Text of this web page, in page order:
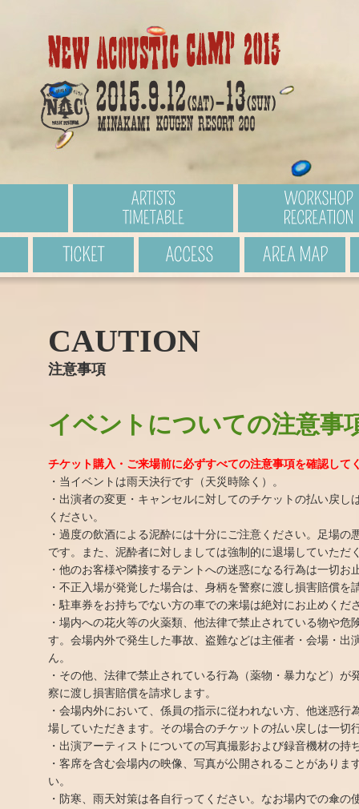
ARTISTS / TIMETABLE
TICKET チケット ACCESSアクセス
CAUTION
注意事項
イベントについての注意事
チケット購入・ご来場前に必ずすべての注意事項を確認して
・当イベントは雨天決行です（天災時除く）。
・出演者の変更・キャンセルに対してのチケットの払い戻し
ください。
・過度の飲酒による泥酔には十分にご注意ください。足場の
です。また、泥酔者に対しましては強制的に退場していただ
・他のお客様や隣接するテントへの迷惑になる行為は一切お
・不正入場が発覚した場合は、身柄を警察に渡し損害賠償を
・駐車券をお持ちでない方の車での来場は絶対にお止めくだ
・場内への花火等の火薬類、他法律で禁止されている物や危
す。会場内外で発生した事故、盗難などは主催者・会場・出
ん。
・その他、法律で禁止されている行為（薬物・暴力など）が
察に渡し損害賠償を請求します。
・会場内外において、係員の指示に従われない方、他迷惑行
場していただきます。その場合のチケットの払い戻しは一切
・出演アーティストについての写真撮影および録音機材の持
・客席を含む会場内の映像、写真が公開されることがありま
い。
・防寒、雨天対策は各自行ってください。なお場内での傘の